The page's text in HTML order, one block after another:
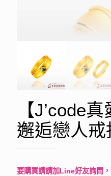
【J’code
邂逅戀人戒
要購買請請加Line好友詢問